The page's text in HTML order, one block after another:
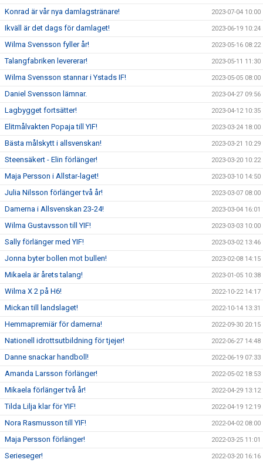
Konrad är vår nya damlagstränare! 2023-07-04 10:00
Ikväll är det dags för damlaget! 2023-06-19 10:24
Wilma Svensson fyller år! 2023-05-16 08:22
Talangfabriken levererar! 2023-05-11 11:30
Wilma Svensson stannar i Ystads IF! 2023-05-05 08:00
Daniel Svensson lämnar. 2023-04-27 09:56
Lagbygget fortsätter! 2023-04-12 10:35
Elitmålvakten Popaja till YIF! 2023-03-24 18:00
Bästa målskytt i allsvenskan! 2023-03-21 10:29
Steensäkert - Elin förlänger! 2023-03-20 10:22
Maja Persson i Allstar-laget! 2023-03-10 14:50
Julia Nilsson förlänger två år! 2023-03-07 08:00
Damerna i Allsvenskan 23-24! 2023-03-04 16:01
Wilma Gustavsson till YIF! 2023-03-03 10:00
Sally förlänger med YIF! 2023-03-02 13:46
Jonna byter bollen mot bullen! 2023-02-08 14:15
Mikaela är årets talang! 2023-01-05 10:38
Wilma X 2 på H6! 2022-10-22 14:17
Mickan till landslaget! 2022-10-14 13:31
Hemmapremiär för damerna! 2022-09-30 20:15
Nationell idrottsutbildning för tjejer! 2022-06-27 14:48
Danne snackar handboll! 2022-06-19 07:33
Amanda Larsson förlänger! 2022-05-02 18:53
Mikaela förlänger två år! 2022-04-29 13:12
Tilda Lilja klar för YIF! 2022-04-19 12:19
Nora Rasmusson till YIF! 2022-04-02 08:00
Maja Persson förlänger! 2022-03-25 11:01
Serieseger! 2022-03-20 16:16